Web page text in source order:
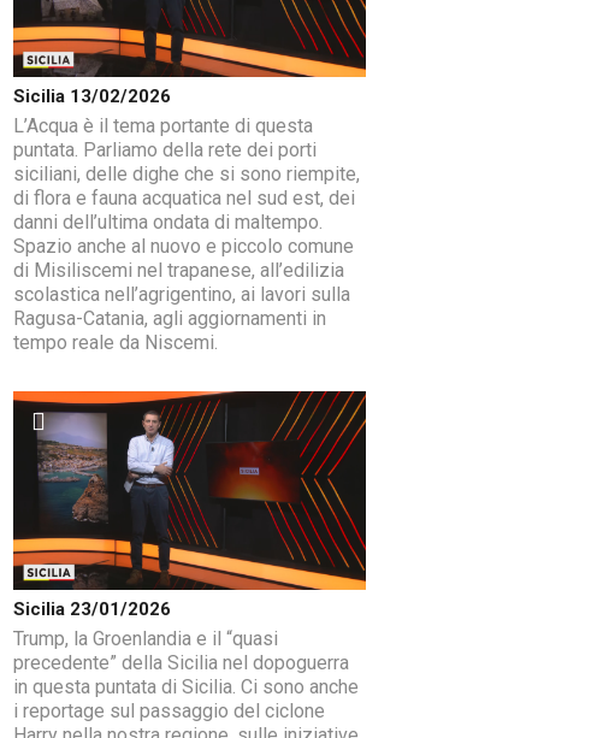
Sicilia 13/02/2026
L’Acqua è il tema portante di questa
puntata. Parliamo della rete dei porti
siciliani, delle dighe che si sono riempite,
di flora e fauna acquatica nel sud est, dei
danni dell’ultima ondata di maltempo.
Spazio anche al nuovo e piccolo comune
di Misiliscemi nel trapanese, all’edilizia
scolastica nell’agrigentino, ai lavori sulla
Ragusa-Catania, agli aggiornamenti in
tempo reale da Niscemi.
Sicilia 23/01/2026
Trump, la Groenlandia e il “quasi
precedente” della Sicilia nel dopoguerra
in questa puntata di Sicilia. Ci sono anche
i reportage sul passaggio del ciclone